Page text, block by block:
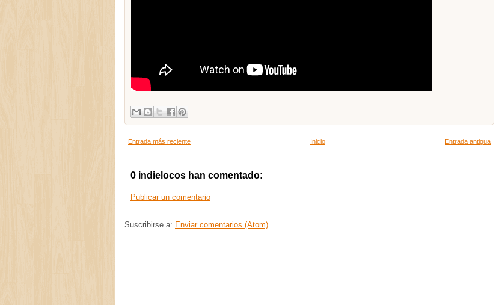
Entrada más reciente Entrada antigua
Inicio
0 indielocos han comentado:
Publicar un comentario
Suscribirse a: Enviar comentarios (Atom)